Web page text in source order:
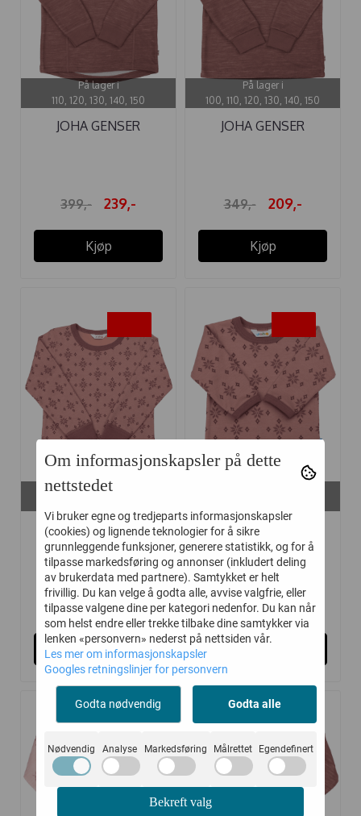
På lager i
110, 120, 130, 140, 150
JOHA GENSER
399,- 239,-
Kjøp
På lager i
100, 110, 120, 130, 140, 150
JOHA GENSER
349,- 209,-
Kjøp
På lager i
JOHA GENSER
ULL/BOMULL ICE ...
399,- 239,-
Kjøp
JOHA GENSER
ULL/BOMULL ICE ...
299,- 179,-
-40% -40%
Om informasjonskapsler på dette
nettstedet
Vi bruker egne og tredjeparts informasjonskapsler
(cookies) og lignende teknologier for å sikre
grunnleggende funksjoner, generere statistikk, og for å
tilpasse markedsføring og annonser (inkludert deling
av brukerdata med partnere). Samtykket er helt
frivillig. Du kan velge å godta alle, avvise valgfrie, eller
tilpasse valgene dine per kategori nedenfor. Du kan når
som helst endre eller trekke tilbake dine samtykker via
lenken «personvern» nederst på nettsiden vår.
Les mer om informasjonskapsler
Googles retningslinjer for personvern
Godta nødvendig Godta alle
Nødvendig Analyse Markedsføring Målrettet Egendefinert
Bekreft valg